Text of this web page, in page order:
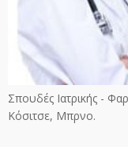
Σπουδές Ιατρικής -
Κόσιτσε, Μπρνο.